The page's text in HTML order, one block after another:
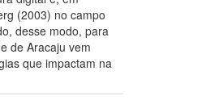
(2003) no campo
desse modo, para
de Aracaju vem
que impactam na